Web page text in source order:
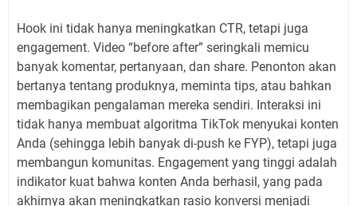
Hook ini tidak hanya meningkatkan CTR, tetapi juga
engagement. Video “before after” seringkali memicu
banyak komentar, pertanyaan, dan share. Penonton akan
bertanya tentang produknya, meminta tips, atau bahkan
membagikan pengalaman mereka sendiri. Interaksi ini
tidak hanya membuat algoritma TikTok menyukai konten
Anda (sehingga lebih banyak di-push ke FYP), tetapi juga
membangun komunitas. Engagement yang tinggi adalah
indikator kuat bahwa konten Anda berhasil, yang pada
akhirnya akan meningkatkan rasio konversi menjadi